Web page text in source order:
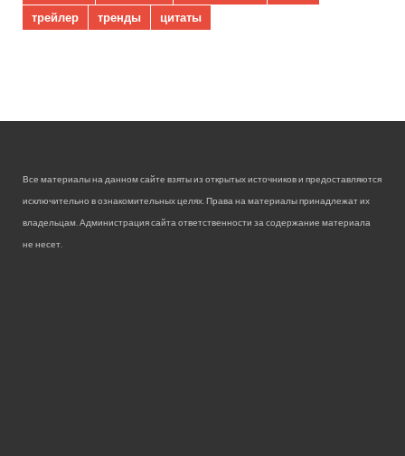
трейлер
тренды цитаты
Все материалы на данном сайте взяты из открытых источников и предоставляются
исключительно в ознакомительных целях. Права на материалы принадлежат их
владельцам. Администрация сайта ответственности за содержание материала
не несет.